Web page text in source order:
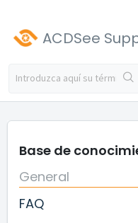
ACDSee
Base de
General
FAQ